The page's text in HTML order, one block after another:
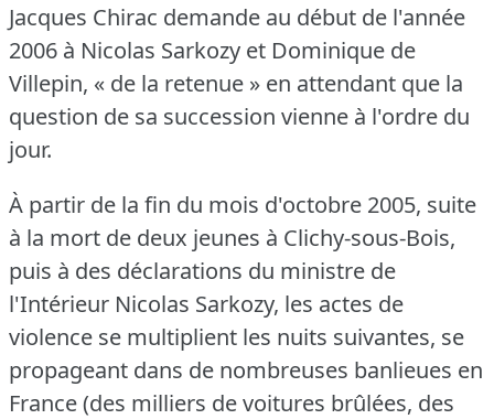
Jacques Chirac demande au début de l'année
2006 à Nicolas Sarkozy et Dominique de
Villepin, « de la retenue » en attendant que la
question de sa succession vienne à l'ordre du
jour.
À partir de la fin du mois d'octobre 2005, suite
à la mort de deux jeunes à Clichy-sous-Bois,
puis à des déclarations du ministre de
l'Intérieur Nicolas Sarkozy, les actes de
violence se multiplient les nuits suivantes, se
propageant dans de nombreuses banlieues en
France (des milliers de voitures brûlées, des